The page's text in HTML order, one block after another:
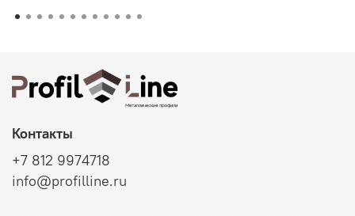
Контакты
+7 812 9974718
info@profilline.ru